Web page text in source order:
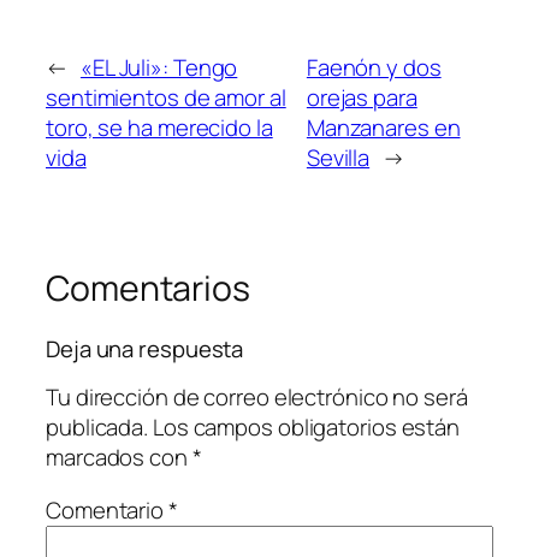
← «EL Juli»: Tengo
sentimientos de amor al
toro, se ha merecido la
vida
Faenón y dos
orejas para
Manzanares en
Sevilla →
Comentarios
Deja una respuesta
Tu dirección de correo electrónico no será
publicada. Los campos obligatorios están
marcados con*
Comentario*